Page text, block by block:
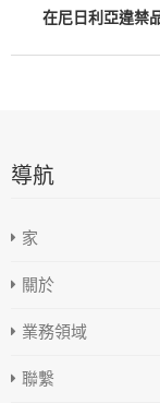
導
在尼日利亞違禁
導航
家
關於
業務領域
聯繫